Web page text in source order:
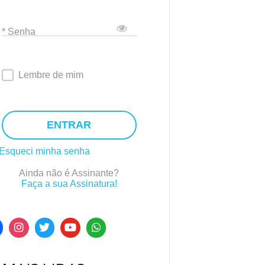
* Senha
Lembre de mim
ENTRAR
Esqueci minha senha
Ainda não é Assinante?
Faça a sua Assinatura!